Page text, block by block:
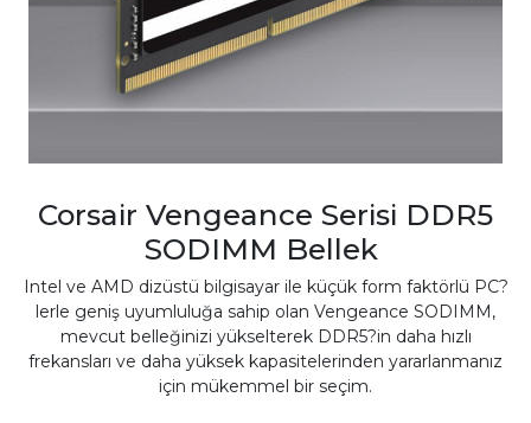
Corsair Vengeance Serisi DDR5
SODIMM Bellek
Intel ve AMD dizüstü bilgisayar ile küçük form faktörlü PC?
lerle geniş uyumluluğa sahip olan Vengeance SODIMM,
mevcut belleğinizi yükselterek DDR5?in daha hızlı
frekansları ve daha yüksek kapasitelerinden yararlanmanız
için mükemmel bir seçim.